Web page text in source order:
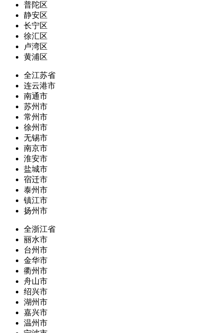
普陀区
静安区
长宁区
徐汇区
卢湾区
黄浦区
全江苏省
连云港市
南通市
苏州市
常州市
徐州市
无锡市
南京市
淮安市
盐城市
宿迁市
泰州市
镇江市
扬州市
全浙江省
丽水市
台州市
金华市
衢州市
舟山市
绍兴市
湖州市
嘉兴市
温州市